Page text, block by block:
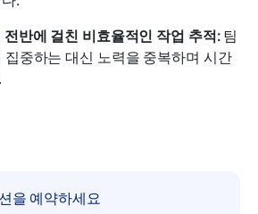
전반에 걸친 비효율적인 작업 추적: 팀
집중하는 대신 노력을 중복하며 시간
을 예약하세요